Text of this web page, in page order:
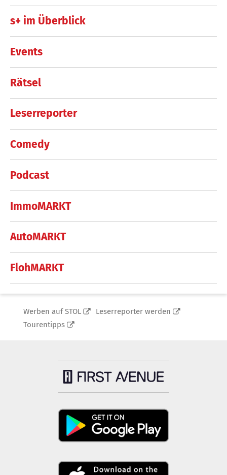
s+ im Überblick
Events
Rätsel
Leserreporter
Comedy
Podcast
ImmoMARKT
AutoMARKT
FlohMARKT
Werben auf STOL
Leserreporter werden
Tourentipps